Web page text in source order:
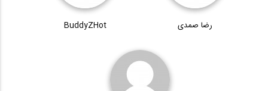
رضا صمدی BuddyZHot